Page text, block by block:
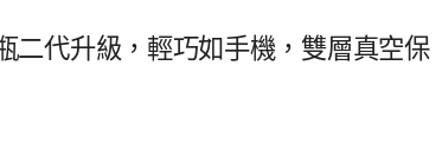
二代升級，輕巧如手機，雙層真空保